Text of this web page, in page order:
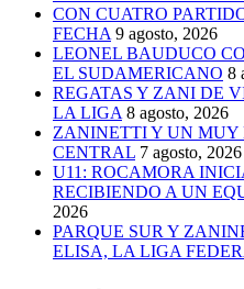
CON CUATRO
FECHA 9 agosto, 2026
LEONEL BAUDUCO
EL SUDAMERICANO 8
REGATAS Y ZANI DE
LA LIGA 8 agosto, 2026
ZANINETTI Y UN MUY
CENTRAL 7 agosto, 2026
U11: ROCAMORA
RECIBIENDO A UN
2026
PARQUE SUR Y
ELISA, LA LIGA